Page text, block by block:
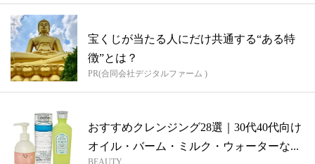
宝くじが当たる人にだけ共通する“ある特
徴”とは？
PR(合同会社デジタルファーム )
おすすめクレンジング28選｜30代40代向け
オイル・バーム・ミルク・ウォーターな...
BEAUTY